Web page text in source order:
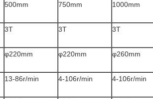
500mm 750mm 1000mm
3T 3T 3T
φ220mm φ220mm φ260mm
13-86r/min 4-106r/min 4-106r/min